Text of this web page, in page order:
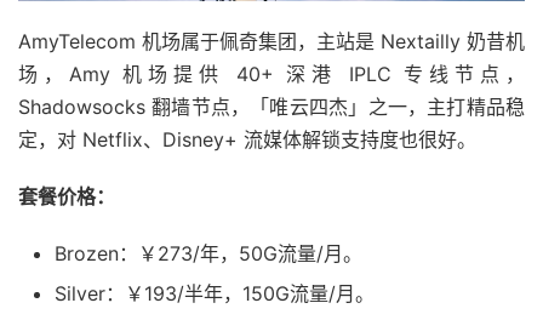
AmyTelecom 机场属于佩奇集团，主站是 Nextailly 奶昔机
场，Amy 机场提供 40+ 深港 IPLC 专线节点，
Shadowsocks 翻墙节点，「唯云四杰」之一，主打精品稳
定，对 Netflix、Disney+ 流媒体解锁支持度也很好。
套餐价格：
Brozen：￥273/年，50G流量/月。
Silver：￥193/半年，150G流量/月。